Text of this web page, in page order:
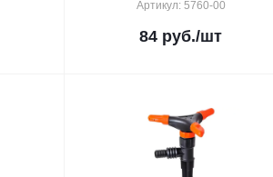
Артикул: 5760-00
84 руб./шт